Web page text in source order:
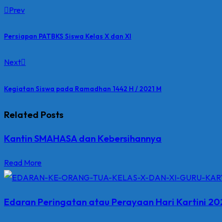
Prev
Persiapan PATBKS Siswa Kelas X dan XI
Next
Kegiatan Siswa pada Ramadhan 1442 H / 2021 M
Related Posts
Kantin SMAHASA dan Kebersihannya
Read More
Edaran Peringatan atau Perayaan Hari Kartini